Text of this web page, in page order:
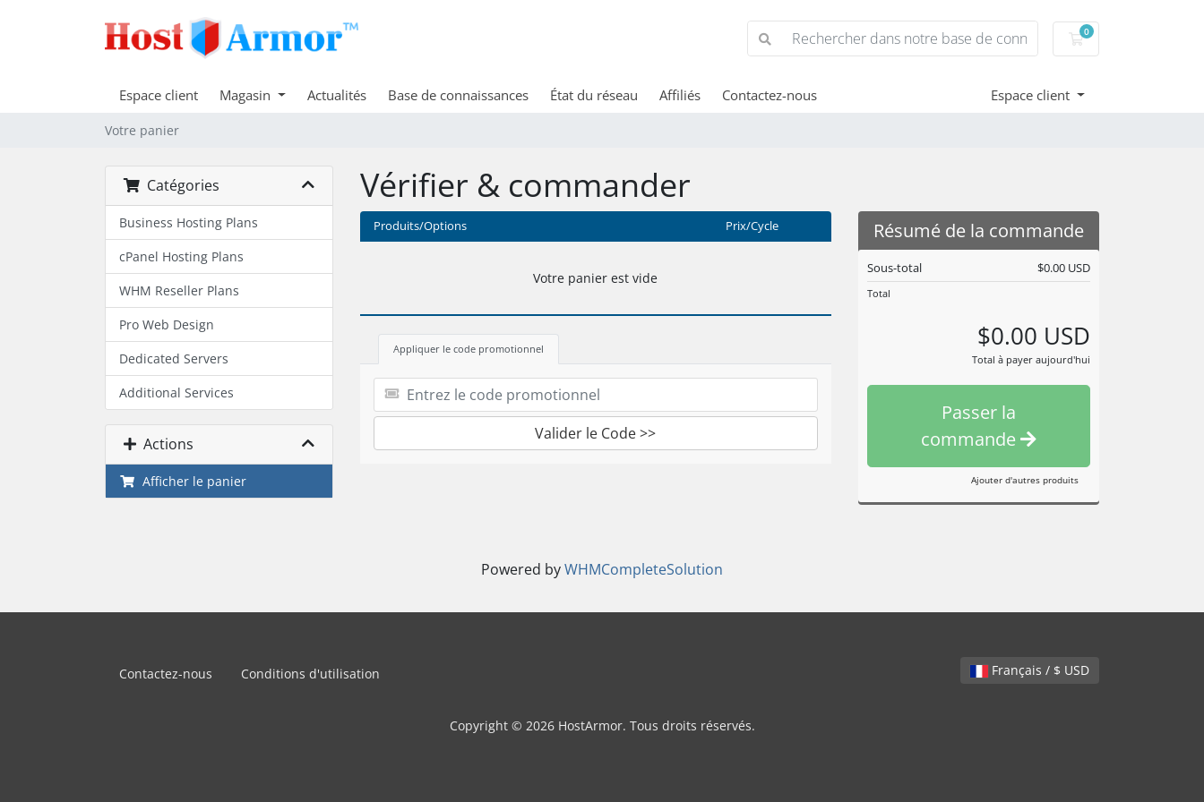
0
Votre panier
Espace client Magasin Actualités Base de connaissances État du réseau Affiliés Contactez-nous Espace client
Votre panier
Catégories
Business Hosting Plans
cPanel Hosting Plans
WHM Reseller Plans
Pro Web Design
Dedicated Servers
Additional Services
Actions
Afficher le panier
Vérifier & commander
Produits/Options Prix/Cycle
Votre panier est vide
Appliquer le code promotionnel
Valider le Code >>
Résumé de la commande
Sous-total $0.00 USD
Total
$0.00 USD
Total à payer aujourd'hui
Passer la
commande
Ajouter d'autres produits
Powered byWHMCompleteSolution
Français / $ USD
Contactez-nous Conditions d'utilisation
Copyright © 2026 HostArmor. Tous droits réservés.